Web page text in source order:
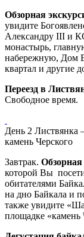
Обзорная
увидите
Александру III и
монастырь,
набережную, Дом
квартал и другие
Переезд в
Свободное время.
День 2
камень Черского
Завтрак. Обзорная
которой Вы
обитателями
на дно Байкала и
также увидите
площадке «камень